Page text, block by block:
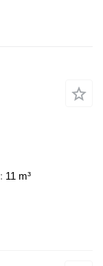
11 m³